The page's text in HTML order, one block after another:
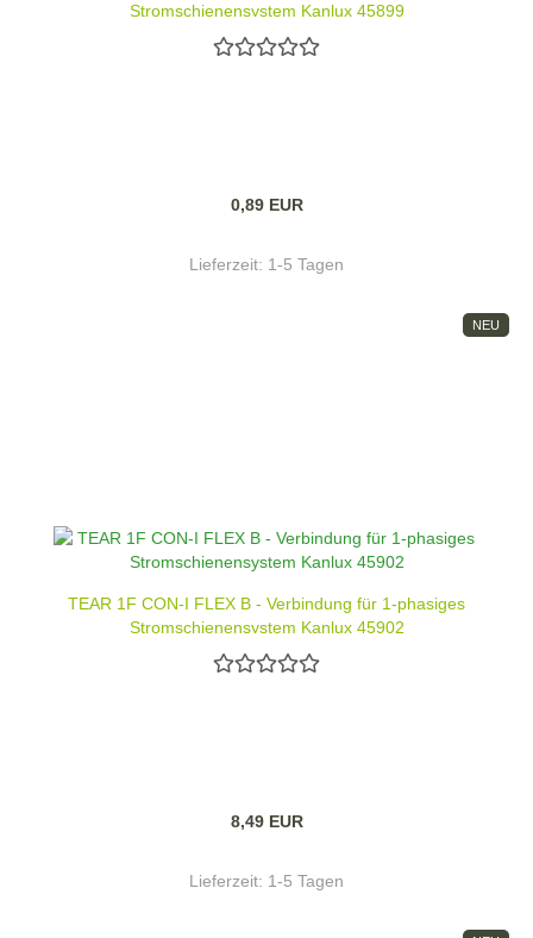
Stromschienensystem Kanlux 45899
0,89 EUR
Lieferzeit: 1-5 Tagen
NEU
TEAR 1F CON-I FLEX B - Verbindung für 1-phasiges
Stromschienensystem Kanlux 45902
8,49 EUR
Lieferzeit: 1-5 Tagen